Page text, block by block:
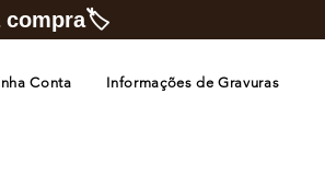
Conta Informações de Gravuras
compra🏷️